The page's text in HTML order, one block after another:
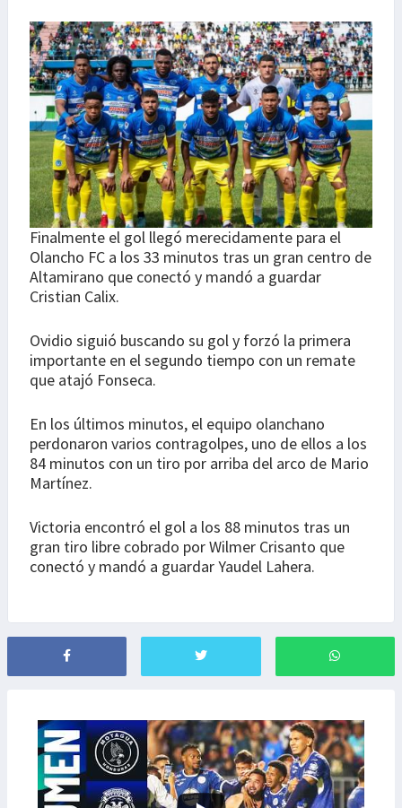
Finalmente el gol llegó merecidamente para el
Olancho FC a los 33 minutos tras un gran centro de
Altamirano que conectó y mandó a guardar
Cristian Calix.
Ovidio siguió buscando su gol y forzó la primera
importante en el segundo tiempo con un remate
que atajó Fonseca.
En los últimos minutos, el equipo olanchano
perdonaron varios contragolpes, uno de ellos a los
84 minutos con un tiro por arriba del arco de Mario
Martínez.
Victoria encontró el gol a los 88 minutos tras un
gran tiro libre cobrado por Wilmer Crisanto que
conectó y mandó a guardar Yaudel Lahera.